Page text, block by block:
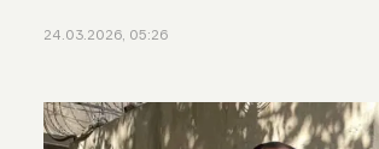
24.03.2026, 05:26